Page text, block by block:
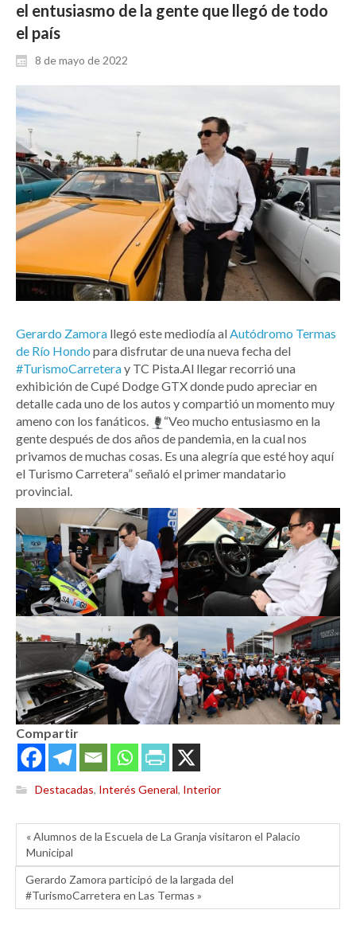
el entusiasmo de la gente que llegó de todo
el país
8 de mayo de 2022
Gerardo Zamora llegó este mediodía alAutódromo Termas
de Río Hondo para disfrutar de una nueva fecha del
#TurismoCarreteray TC Pista.Al llegar recorrió una
exhibición de Cupé Dodge GTX donde pudo apreciar en
detalle cada uno de los autos y compartió un momento muy
ameno con los fanáticos.
“Veo mucho entusiasmo en la
gente después de dos años de pandemia, en la cual nos
privamos de muchas cosas. Es una alegría que esté hoy aquí
el Turismo Carretera” señaló el primer mandatario
provincial.
Compartir
Destacadas, Interés General, Interior
« Alumnos de la Escuela de La Granja visitaron el Palacio
Municipal
Gerardo Zamora participó de la largada del
#TurismoCarretera en Las Termas »